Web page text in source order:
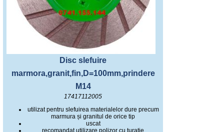
Disc slefuire
marmora,granit,fin,D=100mm,prindere
M14
17417112005
utilizat pentru slefuirea materialelor dure precum
marmura și granitul de orice tip
uscat
recomandat utilizare polizor cu turatie